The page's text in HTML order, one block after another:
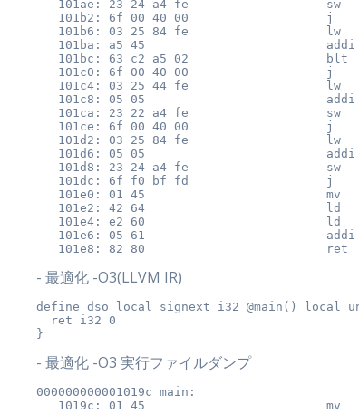
101ae: 23 24 a4 fe                   sw
101b2: 6f 00 40 00                   j
101b6: 03 25 84 fe                   lw
101ba: a5 45
101bc: 63 c2 a5 02                   blt
101c0: 6f 00 40 00                   j
101c4: 03 25 44 fe                   lw
101c8: 05 05                         addi
101ca: 23 22 a4 fe                   sw
101ce: 6f 00 40 00                   j
101d2: 03 25 84 fe                   lw
101d6: 05 05                         addi
101d8: 23 24 a4 fe                   sw
101dc: 6f f0 bf fd                   j
101e0: 01 45                         mv
101e2: 42 64                         ld
101e4: e2 60                         ld
101e6: 05 61
- 最適化 -O3(LLVM IR)
define dso_local signext i32 @main()
  ret i32 0
- 最適化 -O3 実行ファイルダンプ
000000000001019c main:
   1019c: 01 45                        	mv	a0, zero